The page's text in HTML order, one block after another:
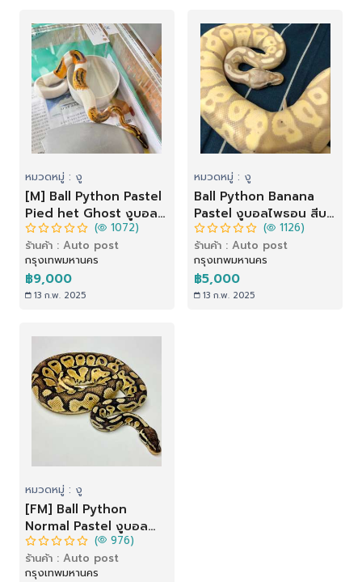
หมวดหมู่ : งู
[M] Ball Python Pastel
Pied het Ghost งูบอล
ไพธอน สีพาสเทลพิดเฮท
โกสต์
( 1072)
ร้านค้า : Auto post
กรุงเทพมหานคร
฿9,000
13 ก.พ. 2025
หมวดหมู่ : งู
Ball Python Banana
Pastel งูบอลไพธอน สีบา
นาน่าพาสเทล( 1126)
ร้านค้า : Auto post
กรุงเทพมหานคร
฿5,000
13 ก.พ. 2025
หมวดหมู่ : งู
[FM] Ball Python
Normal Pastel งูบอล
ไพธอน สีนอมอลพาสเทล
( 976)
ร้านค้า : Auto post
กรุงเทพมหานคร